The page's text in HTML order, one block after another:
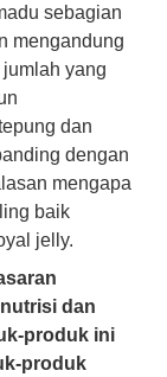
sebagian
mengandung
yang
dan
dengan
mengapa
baik
jelly.
dan
produk ini
produk